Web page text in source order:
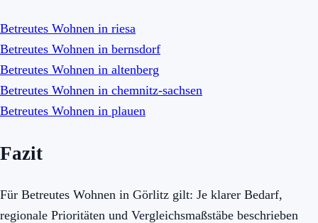
Betreutes Wohnen in riesa
Betreutes Wohnen in bernsdorf
Betreutes Wohnen in altenberg
Betreutes Wohnen in chemnitz-sachsen
Betreutes Wohnen in plauen
Fazit
Für Betreutes Wohnen in Görlitz gilt: Je klarer Bedarf,
regionale Prioritäten und Vergleichsmaßstäbe beschrieben